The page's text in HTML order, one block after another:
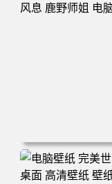
面 高清壁纸 壁纸
电脑壁纸 动漫 无
鹿野师姐 电脑桌面